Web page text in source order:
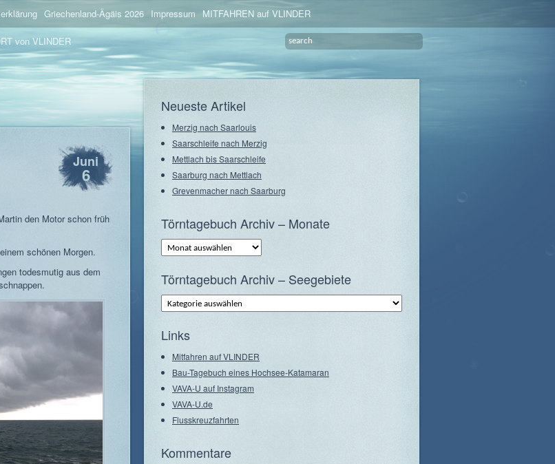
Griechenland-Ägäis 2026 Impressum MITFAHREN auf VLINDER
von VLINDER
Juni
6
den Motor schon früh
schönen Morgen.
todesmutig aus dem
Neueste Artikel
Merzig nach Saarlouis
Saarschleife nach Merzig
Mettlach bis Saarschleife
Saarburg nach Mettlach
Grevenmacher nach Saarburg
Törntagebuch Archiv – Monate
Törntagebuch
Archiv
–
Törntagebuch Archiv – Seegebiete
Törntagebuch
Archiv
–
Links
Mitfahren auf VLINDER
Bau-Tagebuch eines Hochsee-Katamaran
VAVA-U auf Instagram
VAVA-U.de
Flusskreuzfahrten
Kommentare